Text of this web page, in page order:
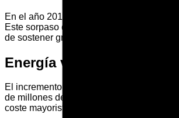
En el año 2019, España marcó un punto
Este sorpaso demuestra que la
de sostener gran parte de la demanda
Energía verde y
El incremento de la producción solar
de millones de aires acondicionados a
coste mayorista de la luz.